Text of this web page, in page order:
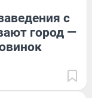
с
город —